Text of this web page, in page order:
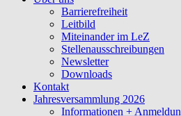
Barrierefreiheit
Leitbild
Miteinander im LeZ
Stellenausschreibungen
Newsletter
Downloads
Kontakt
Jahresversammlung 2026
Informationen +